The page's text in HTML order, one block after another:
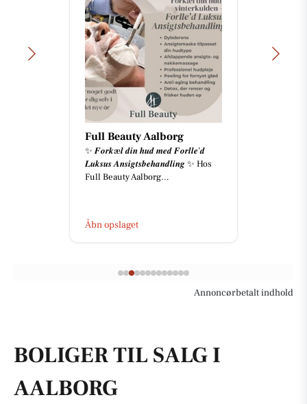
Full Beauty Aalborg
✨ 𝑭𝒐𝒓𝒌æ𝒍 𝒅𝒊𝒏 𝒉𝒖𝒅 𝒎𝒆𝒅 𝑭𝒐𝒓𝒍𝒍𝒆’𝒅
𝑳𝒖𝒌𝒔𝒖𝒔 𝑨𝒏𝒔𝒊𝒈𝒕𝒔𝒃𝒆𝒉𝒂𝒏𝒅𝒍𝒊𝒏𝒈 ✨ Hos
Full Beauty Aalborg...
Åbn opslaget
Annoncørbetalt indhold
BOLIGER TIL SALG I
AALBORG